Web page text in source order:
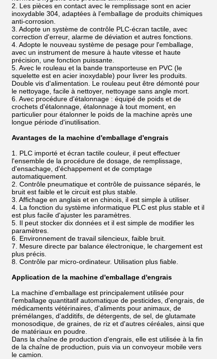
2. Les pièces en contact avec le remplissage sont en acier
inoxydable 304, adaptées à l'emballage de produits chimiques
anti-corrosion.
3. Adopte un système de contrôle PLC-écran tactile, avec
correction d'erreur, alarme de déviation et autres fonctions.
4. Adopte le nouveau système de pesage pour l'emballage,
avec un instrument de mesure à haute vitesse et haute
précision, une fonction puissante.
5. Avec le rouleau et la bande transporteuse en PVC (le
squelette est en acier inoxydable) pour livrer les produits.
Double vis d'alimentation. Le rouleau peut être démonté pour
le nettoyage, facile à nettoyer, nettoyage sans angle mort.
6. Avec procédure d'étalonnage : équipé de poids et de
crochets d'étalonnage, étalonnage à tout moment, en
particulier pour étalonner le poids de la machine après une
longue période d'inutilisation.
Avantages de la machine d'emballage d'engrais
1. PLC importé et écran tactile couleur, il peut effectuer
l'ensemble de la procédure de dosage, de remplissage,
d'ensachage, d'échappement et de comptage
automatiquement.
2. Contrôle pneumatique et contrôle de puissance séparés, le
bruit est faible et le circuit est plus stable.
3. Affichage en anglais et en chinois, il est simple à utiliser.
4. La fonction du système informatique PLC est plus stable et il
est plus facile d'ajuster les paramètres.
5. Il peut stocker dix données et il est simple de modifier les
paramètres.
6. Environnement de travail silencieux, faible bruit.
7. Mesure directe par balance électronique, le chargement est
plus précis.
8. Contrôle par micro-ordinateur. Utilisation plus fiable.
Application de la machine d'emballage d'engrais
La machine d'emballage est principalement utilisée pour
l'emballage quantitatif automatique de pesticides, d'engrais, de
médicaments vétérinaires, d'aliments pour animaux, de
prémélanges, d'additifs, de détergents, de sel, de glutamate
monosodique, de graines, de riz et d'autres céréales, ainsi que
de matériaux en poudre.
Dans la chaîne de production d'engrais, elle est utilisée à la fin
de la chaîne de production, puis via un convoyeur mobile vers
le camion.